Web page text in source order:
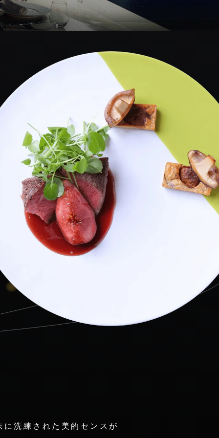
に洗練された美的センスが